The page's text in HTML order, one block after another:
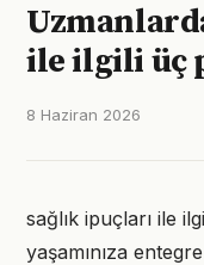
ile ilgili üç
8 Haziran 2026
sağlık ipuçları ile
yaşamınıza